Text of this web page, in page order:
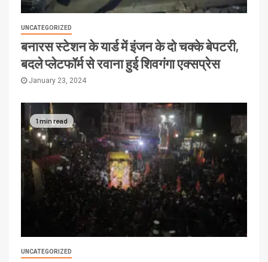
UNCATEGORIZED
बनारस स्टेशन के यार्ड में इंजन के दो चक्के बेपटरी,
बदले प्लेटफॉर्म से रवाना हुई शिवगंगा एक्सप्रेस
January 23, 2024
1 min read
UNCATEGORIZED